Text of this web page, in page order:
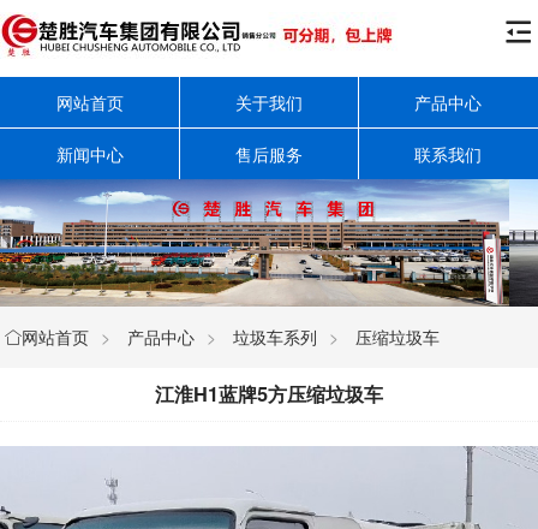

网站首页 关于我们 产品中心
新闻中心 售后服务 联系我们
网站首页 > 产品中心 > 垃圾车系列 > 压缩垃圾车
江淮H1蓝牌5方压缩垃圾车